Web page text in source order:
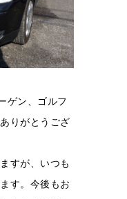
ゲン、ゴルフ
りがとうござ
すが、いつも
す。 今後もお